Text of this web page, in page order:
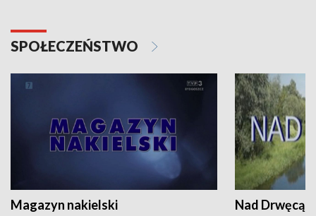
SPOŁECZEŃSTWO
Magazyn nakielski Nad Drwęcą